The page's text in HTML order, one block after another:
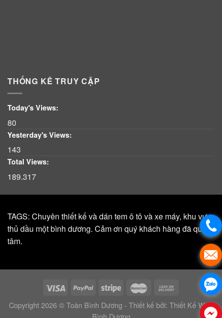
THỐNG KÊ TRUY CẬP
Today's Views:
80
Yesterday's Views:
143
Total Views:
189.317
TAGS: Chuyên thiết kế và dán tem ô tô và xe máy, khu vực,
thủ dầu một bình dương. Cảm ơn quý khách hàng đã quan
tâm.
Copyright 2026 © Toàn Bình Dương - Thiết kế bởi: Thiết Kế Web